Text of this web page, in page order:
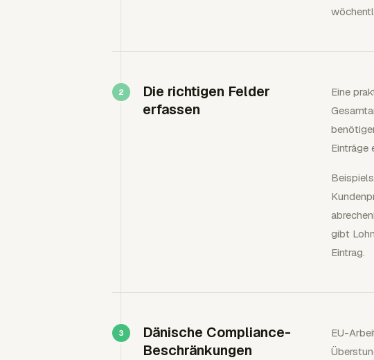
Die richtigen Felder
erfassen
Eine
Einträge
gibt
Eintrag.
Dänische Compliance-
Beschränkungen
EU-